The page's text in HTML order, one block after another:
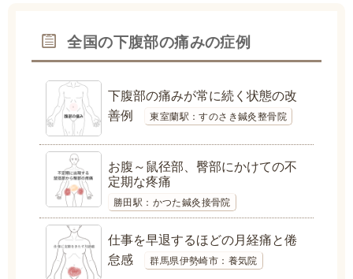
全国の下腹部の痛みの症例
下腹部の痛みが常に続く状態の改
善例
東室蘭駅：すのさき鍼灸整骨院
お腹～鼠径部、臀部にかけての不
定期な疼痛
勝田駅：かつた鍼灸接骨院
仕事を早退するほどの月経痛と倦
怠感
群馬県伊勢崎市：養気院